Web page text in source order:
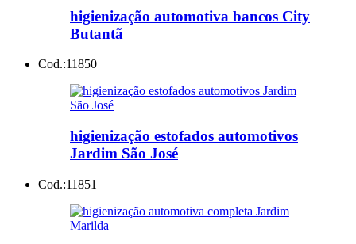
higienização automotiva bancos City
Butantã
Cod.:11850
higienização estofados automotivos
Jardim São José
Cod.:11851